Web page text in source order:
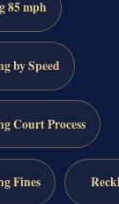
85 mph
by Speed
Court Process
Fines